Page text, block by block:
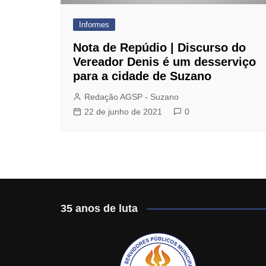
Jurídico
Mogidonto
New Saúde Leader
Óticas Carol
Planos de Saúde
Informes
Nota de Repúdio | Discurso do
Vereador Denis é um desserviço
para a cidade de Suzano
Redação AGSP - Suzano
22 de junho de 2021
0
35 anos de luta